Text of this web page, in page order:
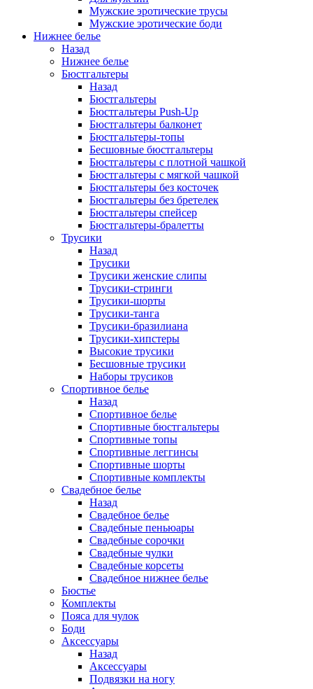
Мужские эротические трусы
Мужские эротические боди
Нижнее белье
Назад
Нижнее белье
Бюстгальтеры
Назад
Бюстгальтеры
Бюстгальтеры Push-Up
Бюстгальтеры балконет
Бюстгальтеры-топы
Бесшовные бюстгальтеры
Бюстгальтеры с плотной чашкой
Бюстгальтеры с мягкой чашкой
Бюстгальтеры без косточек
Бюстгальтеры без бретелек
Бюстгальтеры спейсер
Бюстгальтеры-бралетты
Трусики
Назад
Трусики
Трусики женские слипы
Трусики-стринги
Трусики-шорты
Трусики-танга
Трусики-бразилиана
Трусики-хипстеры
Высокие трусики
Бесшовные трусики
Наборы трусиков
Спортивное белье
Назад
Спортивное белье
Спортивные бюстгальтеры
Спортивные топы
Спортивные леггинсы
Спортивные шорты
Спортивные комплекты
Свадебное белье
Назад
Свадебное белье
Свадебные пеньюары
Свадебные сорочки
Свадебные чулки
Свадебные корсеты
Свадебное нижнее белье
Бюстье
Комплекты
Пояса для чулок
Боди
Аксессуары
Назад
Аксессуары
Подвязки на ногу